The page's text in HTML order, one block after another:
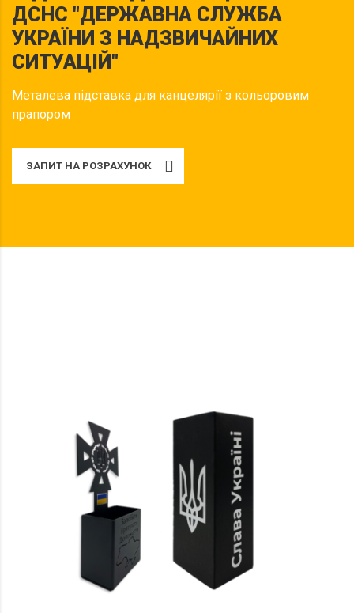
ДСНС "ДЕРЖАВНА СЛУЖБА
УКРАЇНИ З НАДЗВИЧАЙНИХ
СИТУАЦІЙ"
Металева підставка для канцелярії з кольоровим
прапором
ЗАПИТ НА РОЗРАХУНОК